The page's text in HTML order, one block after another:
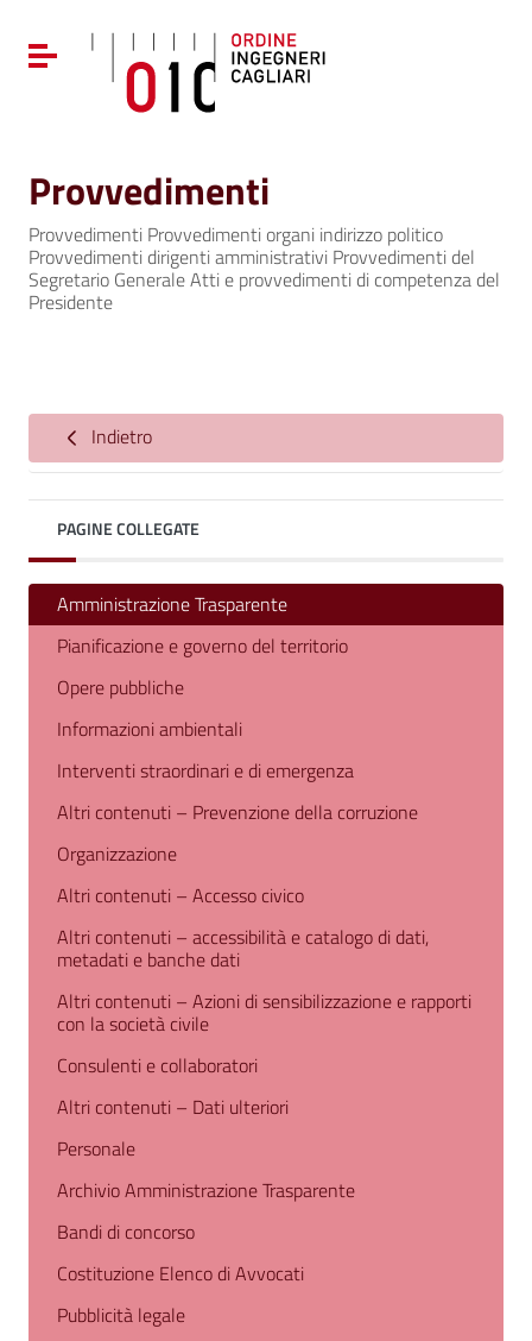
Vai al menu di navigazione
Vai al footer
Attiva / disattiva la navigazione
Provvedimenti
Provvedimenti Provvedimenti organi indirizzo politico
Provvedimenti dirigenti amministrativi Provvedimenti del
Segretario Generale Atti e provvedimenti di competenza del
Presidente
Indietro
PAGINE COLLEGATE
Amministrazione Trasparente
Pianificazione e governo del territorio
Opere pubbliche
Informazioni ambientali
Interventi straordinari e di emergenza
Altri contenuti – Prevenzione della corruzione
Organizzazione
Altri contenuti – Accesso civico
Altri contenuti – accessibilità e catalogo di dati,
metadati e banche dati
Altri contenuti – Azioni di sensibilizzazione e rapporti
con la società civile
Consulenti e collaboratori
Altri contenuti – Dati ulteriori
Personale
Archivio Amministrazione Trasparente
Bandi di concorso
Costituzione Elenco di Avvocati
Pubblicità legale